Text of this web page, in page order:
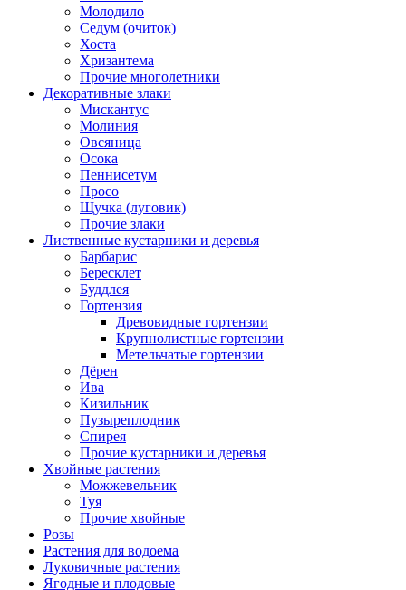
Молодило
Седум (очиток)
Хоста
Хризантема
Прочие многолетники
Декоративные злаки
Мискантус
Молиния
Овсяница
Осока
Пеннисетум
Просо
Щучка (луговик)
Прочие злаки
Лиственные кустарники и деревья
Барбарис
Бересклет
Буддлея
Гортензия
Древовидные гортензии
Крупнолистные гортензии
Метельчатые гортензии
Дёрен
Ива
Кизильник
Пузыреплодник
Спирея
Прочие кустарники и деревья
Хвойные растения
Можжевельник
Туя
Прочие хвойные
Розы
Растения для водоема
Луковичные растения
Ягодные и плодовые